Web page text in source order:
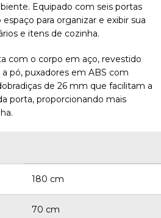
Equipado com seis portas
para organizar e exibir sua
e itens de cozinha.
com o corpo em aço, revestido
pó, puxadores em ABS com
de 26 mm que facilitam a
porta, proporcionando mais
180 cm
70 cm